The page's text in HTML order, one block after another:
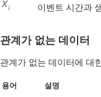
이벤트 시간과
관계가 없는 데이터
관계가 없는 데이터에 대
용어 설명